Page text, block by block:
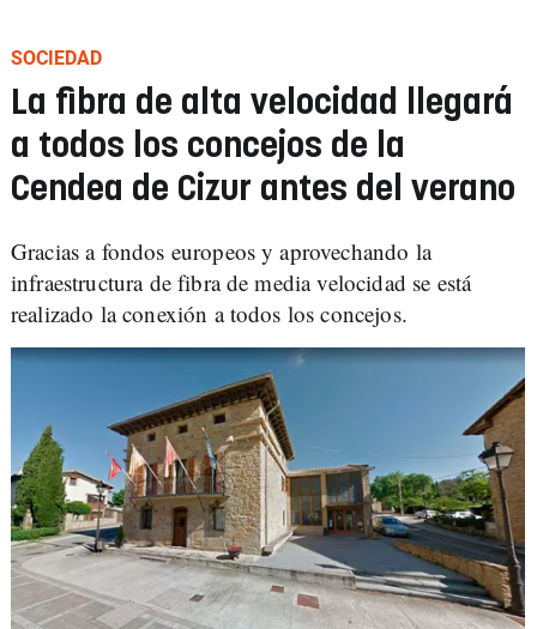
SOCIEDAD
La fibra de alta velocidad llegará
a todos los concejos de la
Cendea de Cizur antes del verano
Gracias a fondos europeos y aprovechando la
infraestructura de fibra de media velocidad se está
realizado la conexión a todos los concejos.